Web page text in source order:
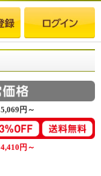
5,069円～
4,410円～